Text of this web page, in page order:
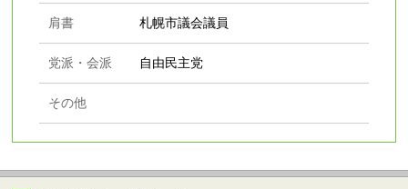
肩書 札幌市議会議員
党派・会派 自由民主党
その他